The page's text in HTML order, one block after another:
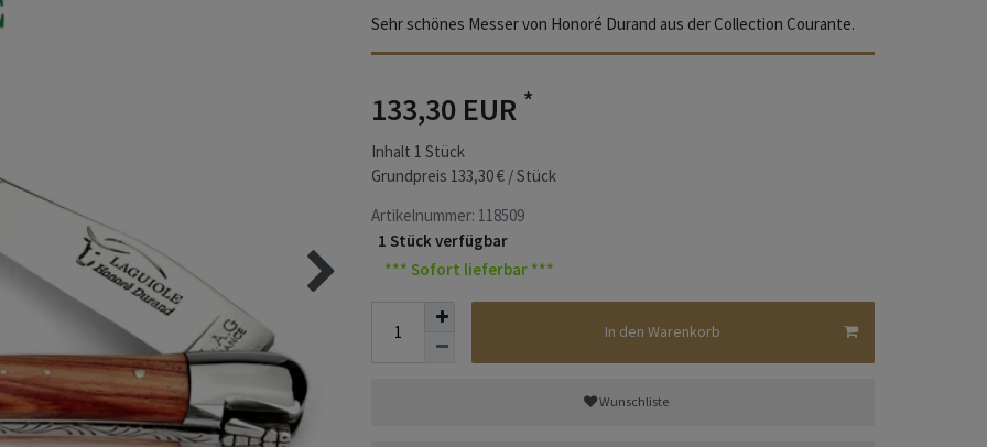
Sehr schönes Messer von Honoré Durand aus der Collection Courante.
133,30 EUR *
Inhalt 1 Stück
Grundpreis 133,30 € / Stück
Artikelnummer: 118509
1 Stück verfügbar
*** Sofort lieferbar ***
In den Warenkorb
Wunschliste